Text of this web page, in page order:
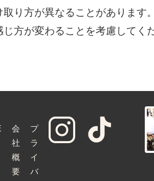
り方が異なることがありま
方が変わることを考慮してく
会
社
概
要
プ
ラ
イ
バ